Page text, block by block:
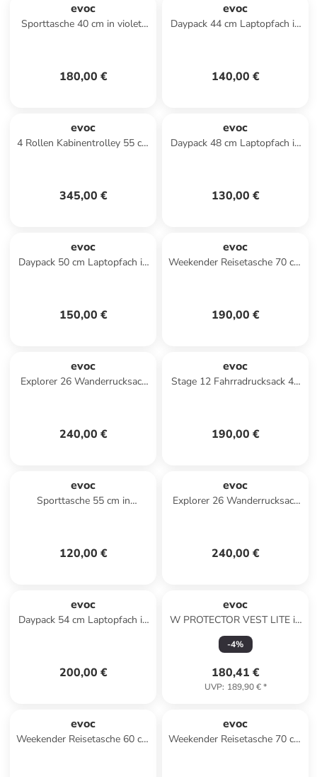
evoc
Sporttasche 40 cm in violet-
180,00 €
evoc
Daypack 44 cm Laptopfach in
140,00 €
evoc
4 Rollen Kabinentrolley 55 cm
345,00 €
evoc
Daypack 48 cm Laptopfach in
130,00 €
evoc
Daypack 50 cm Laptopfach in
150,00 €
evoc
Weekender Reisetasche 70 cm
190,00 €
evoc
Explorer 26 Wanderrucksack
240,00 €
evoc
Stage 12 Fahrradrucksack 44
190,00 €
evoc
Sporttasche 55 cm in
120,00 €
evoc
Explorer 26 Wanderrucksack
240,00 €
evoc
Daypack 54 cm Laptopfach in
200,00 €
evoc
W PROTECTOR VEST LITE in
Schwarz
-4%
180,41 €
UVP: 189,90 €*
evoc
Weekender Reisetasche 60 cm
evoc
Weekender Reisetasche 70 cm